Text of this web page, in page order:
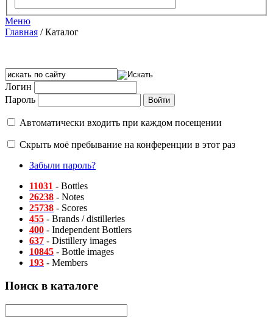
Меню
Главная /Каталог
Логин
Пароль
Автоматически входить при каждом посещении
Скрыть моё пребывание на конференции в этот раз
Забыли пароль?
11031 - Bottles
26238 - Notes
25738 - Scores
455 - Brands / distilleries
400 - Independent Bottlers
637 - Distillery images
10845 - Bottle images
193 - Members
Поиск в каталоге